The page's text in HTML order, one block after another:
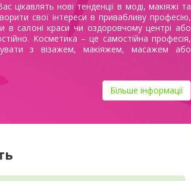
цікавлять нові тенденції в моді, макіяжі та
свої інтереси в привабливу професію,
в салоні краси чи оздоровчому центрі або
Косметика – це самостійна професія,
з візажем, макіяжем, масажем або
Більше інформації